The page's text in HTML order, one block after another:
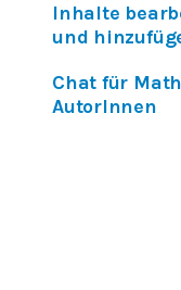
Inhalte
und
Chat für
AutorInnen